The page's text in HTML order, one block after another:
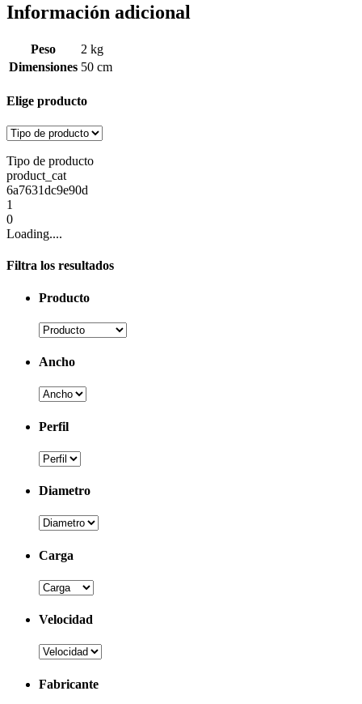
Información adicional
Peso
2 kg
Dimensiones 50 cm
Elige producto
Tipo de producto
product_cat
6a7631dc9e90d
1
0
Loading....
Filtra los resultados
Producto
Ancho
Perfil
Diametro
Carga
Velocidad
Fabricante